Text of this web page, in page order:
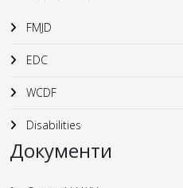
FMJD
EDC
WCDF
Disabilities
Документи